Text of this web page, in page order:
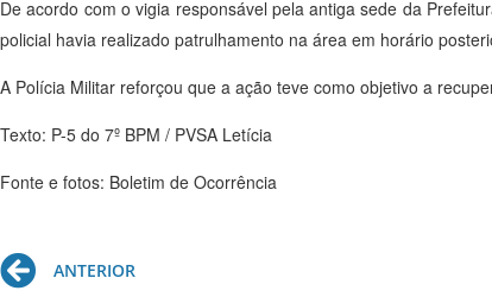
De acordo com o vigia responsável pela antiga sede da
policial havia realizado patrulhamento na área em horário
A Polícia Militar reforçou que a ação teve como objetivo a
Texto: P-5 do 7º BPM / PVSA Letícia
Fonte e fotos: Boletim de Ocorrência
Prev
ANTERIOR